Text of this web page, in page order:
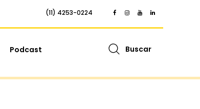
(11) 4253-0224
Podcast Buscar